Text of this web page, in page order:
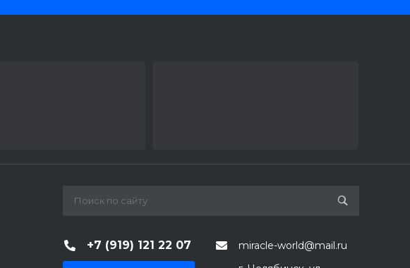
+7 (919) 121 22 07
miracle-world@mail.ru